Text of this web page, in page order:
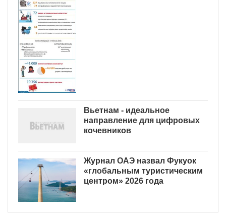
Вьетнам - идеальное
направление для цифровых
кочевников
Журнал ОАЭ назвал Фукуок
«глобальным туристическим
центром» 2026 года